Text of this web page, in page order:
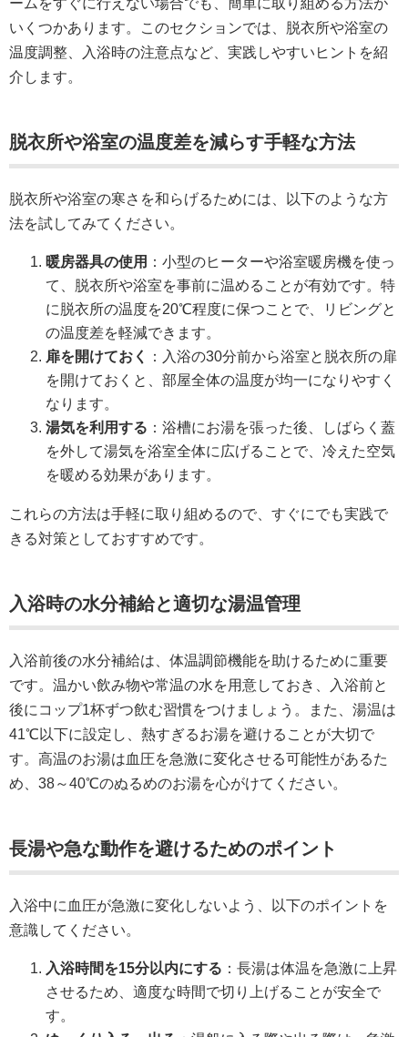
いくつかあります。このセクションでは、脱衣所や浴室の
温度調整、入浴時の注意点など、実践しやすいヒントを紹
介します。
脱衣所や浴室の温度差を減らす手軽な方法
脱衣所や浴室の寒さを和らげるためには、以下のような方
法を試してみてください。
暖房器具の使用 ：小型のヒーターや浴室暖房機を使っ
て、脱衣所や浴室を事前に温めることが有効です。特
に脱衣所の温度を20℃程度に保つことで、リビングと
の温度差を軽減できます。
扉を開けておく
：入浴の30分前から浴室と脱衣所の扉
を開けておくと、部屋全体の温度が均一になりやすく
なります。
湯気を利用する ：浴槽にお湯を張った後、しばらく蓋
を外して湯気を浴室全体に広げることで、冷えた空気
を暖める効果があります。
これらの方法は手軽に取り組めるので、すぐにでも実践で
きる対策としておすすめです。
入浴時の水分補給と適切な湯温管理
入浴前後の水分補給は、体温調節機能を助けるために重要
です。温かい飲み物や常温の水を用意しておき、入浴前と
後にコップ1杯ずつ飲む習慣をつけましょう。また、湯温は
41℃以下に設定し、熱すぎるお湯を避けることが大切で
す。高温のお湯は血圧を急激に変化させる可能性があるた
め、38～40℃のぬるめのお湯を心がけてください。
長湯や急な動作を避けるためのポイント
入浴中に血圧が急激に変化しないよう、以下のポイントを
意識してください。
入浴時間を15分以内にする ：長湯は体温を急激に上昇
させるため、適度な時間で切り上げることが安全で
す。